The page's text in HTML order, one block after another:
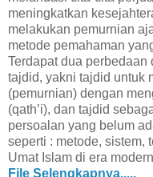
meningkatkan
melakukan pemurnian
metode pemahaman
Terdapat dua
tajdid, yakni tajdid untuk
(pemurnian) dengan
(qath’i), dan tajdid
persoalan yang belum
seperti : metode, sistem,
Umat Islam di era
dan terpanggil untuk
File Selengkapnya.....